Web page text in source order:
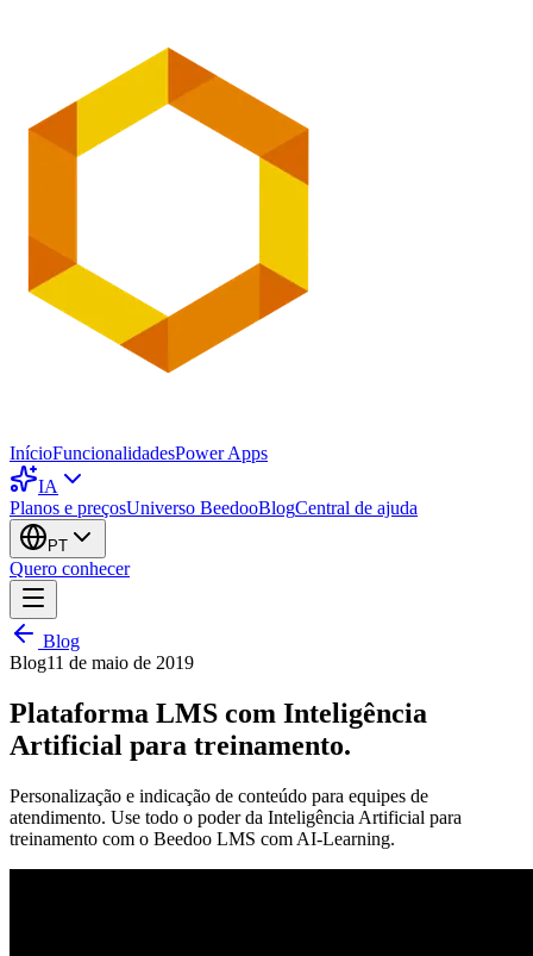
InícioFuncionalidadesPower Apps
IA
Planos e preçosUniverso BeedooBlogCentral de ajuda
PT
Quero conhecer
Blog
Blog11 de maio de 2019
Plataforma LMS com Inteligência
Artificial para treinamento.
Personalização e indicação de conteúdo para equipes de
atendimento. Use todo o poder da Inteligência Artificial para
treinamento com o Beedoo LMS com AI-Learning.